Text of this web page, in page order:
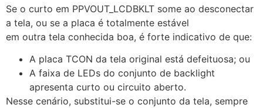
Se o curto em PPVOUT_LCDBKLT some ao desconectar
a tela, ou se a placa é totalmente estável
em outra tela conhecida boa, é forte indicativo de que:
A placa TCON da tela original está defeituosa; ou
A faixa de LEDs do conjunto de backlight
apresenta curto ou circuito aberto.
Nesse cenário, substitui-se o conjunto da tela, sempre